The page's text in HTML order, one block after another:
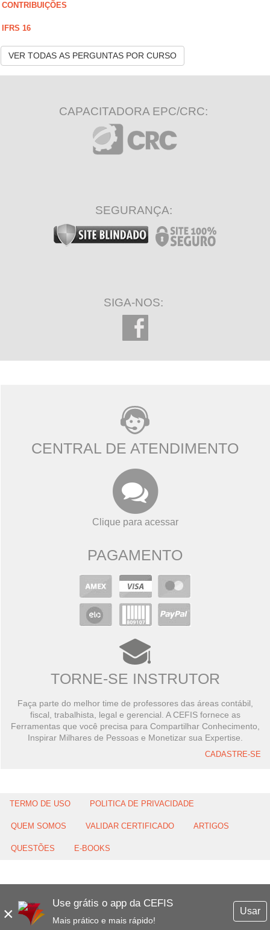
×
Use grátis o app da CEFIS
Mais prático e mais rápido!
Usar
CONTRIBUIÇÕES
IFRS 16
VER TODAS AS PERGUNTAS POR CURSO
CAPACITADORA EPC/CRC:
SEGURANÇA:
SIGA-NOS:
CENTRAL DE ATENDIMENTO
Clique para acessar
PAGAMENTO
TORNE-SE INSTRUTOR
Faça parte do melhor time de professores das áreas contábil,
fiscal, trabalhista, legal e gerencial. A CEFIS fornece as
Ferramentas que você precisa para Compartilhar Conhecimento,
Inspirar Milhares de Pessoas e Monetizar sua Expertise.
CADASTRE-SE
TERMO DE USO POLITICA DE PRIVACIDADE
QUEM SOMOS VALIDAR CERTIFICADO ARTIGOS
QUESTÕES E-BOOKS